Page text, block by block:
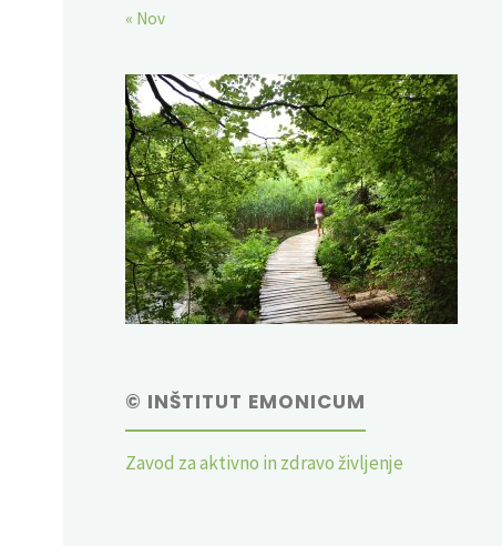
« Nov
© INŠTITUT EMONICUM
Zavod za aktivno in zdravo življenje